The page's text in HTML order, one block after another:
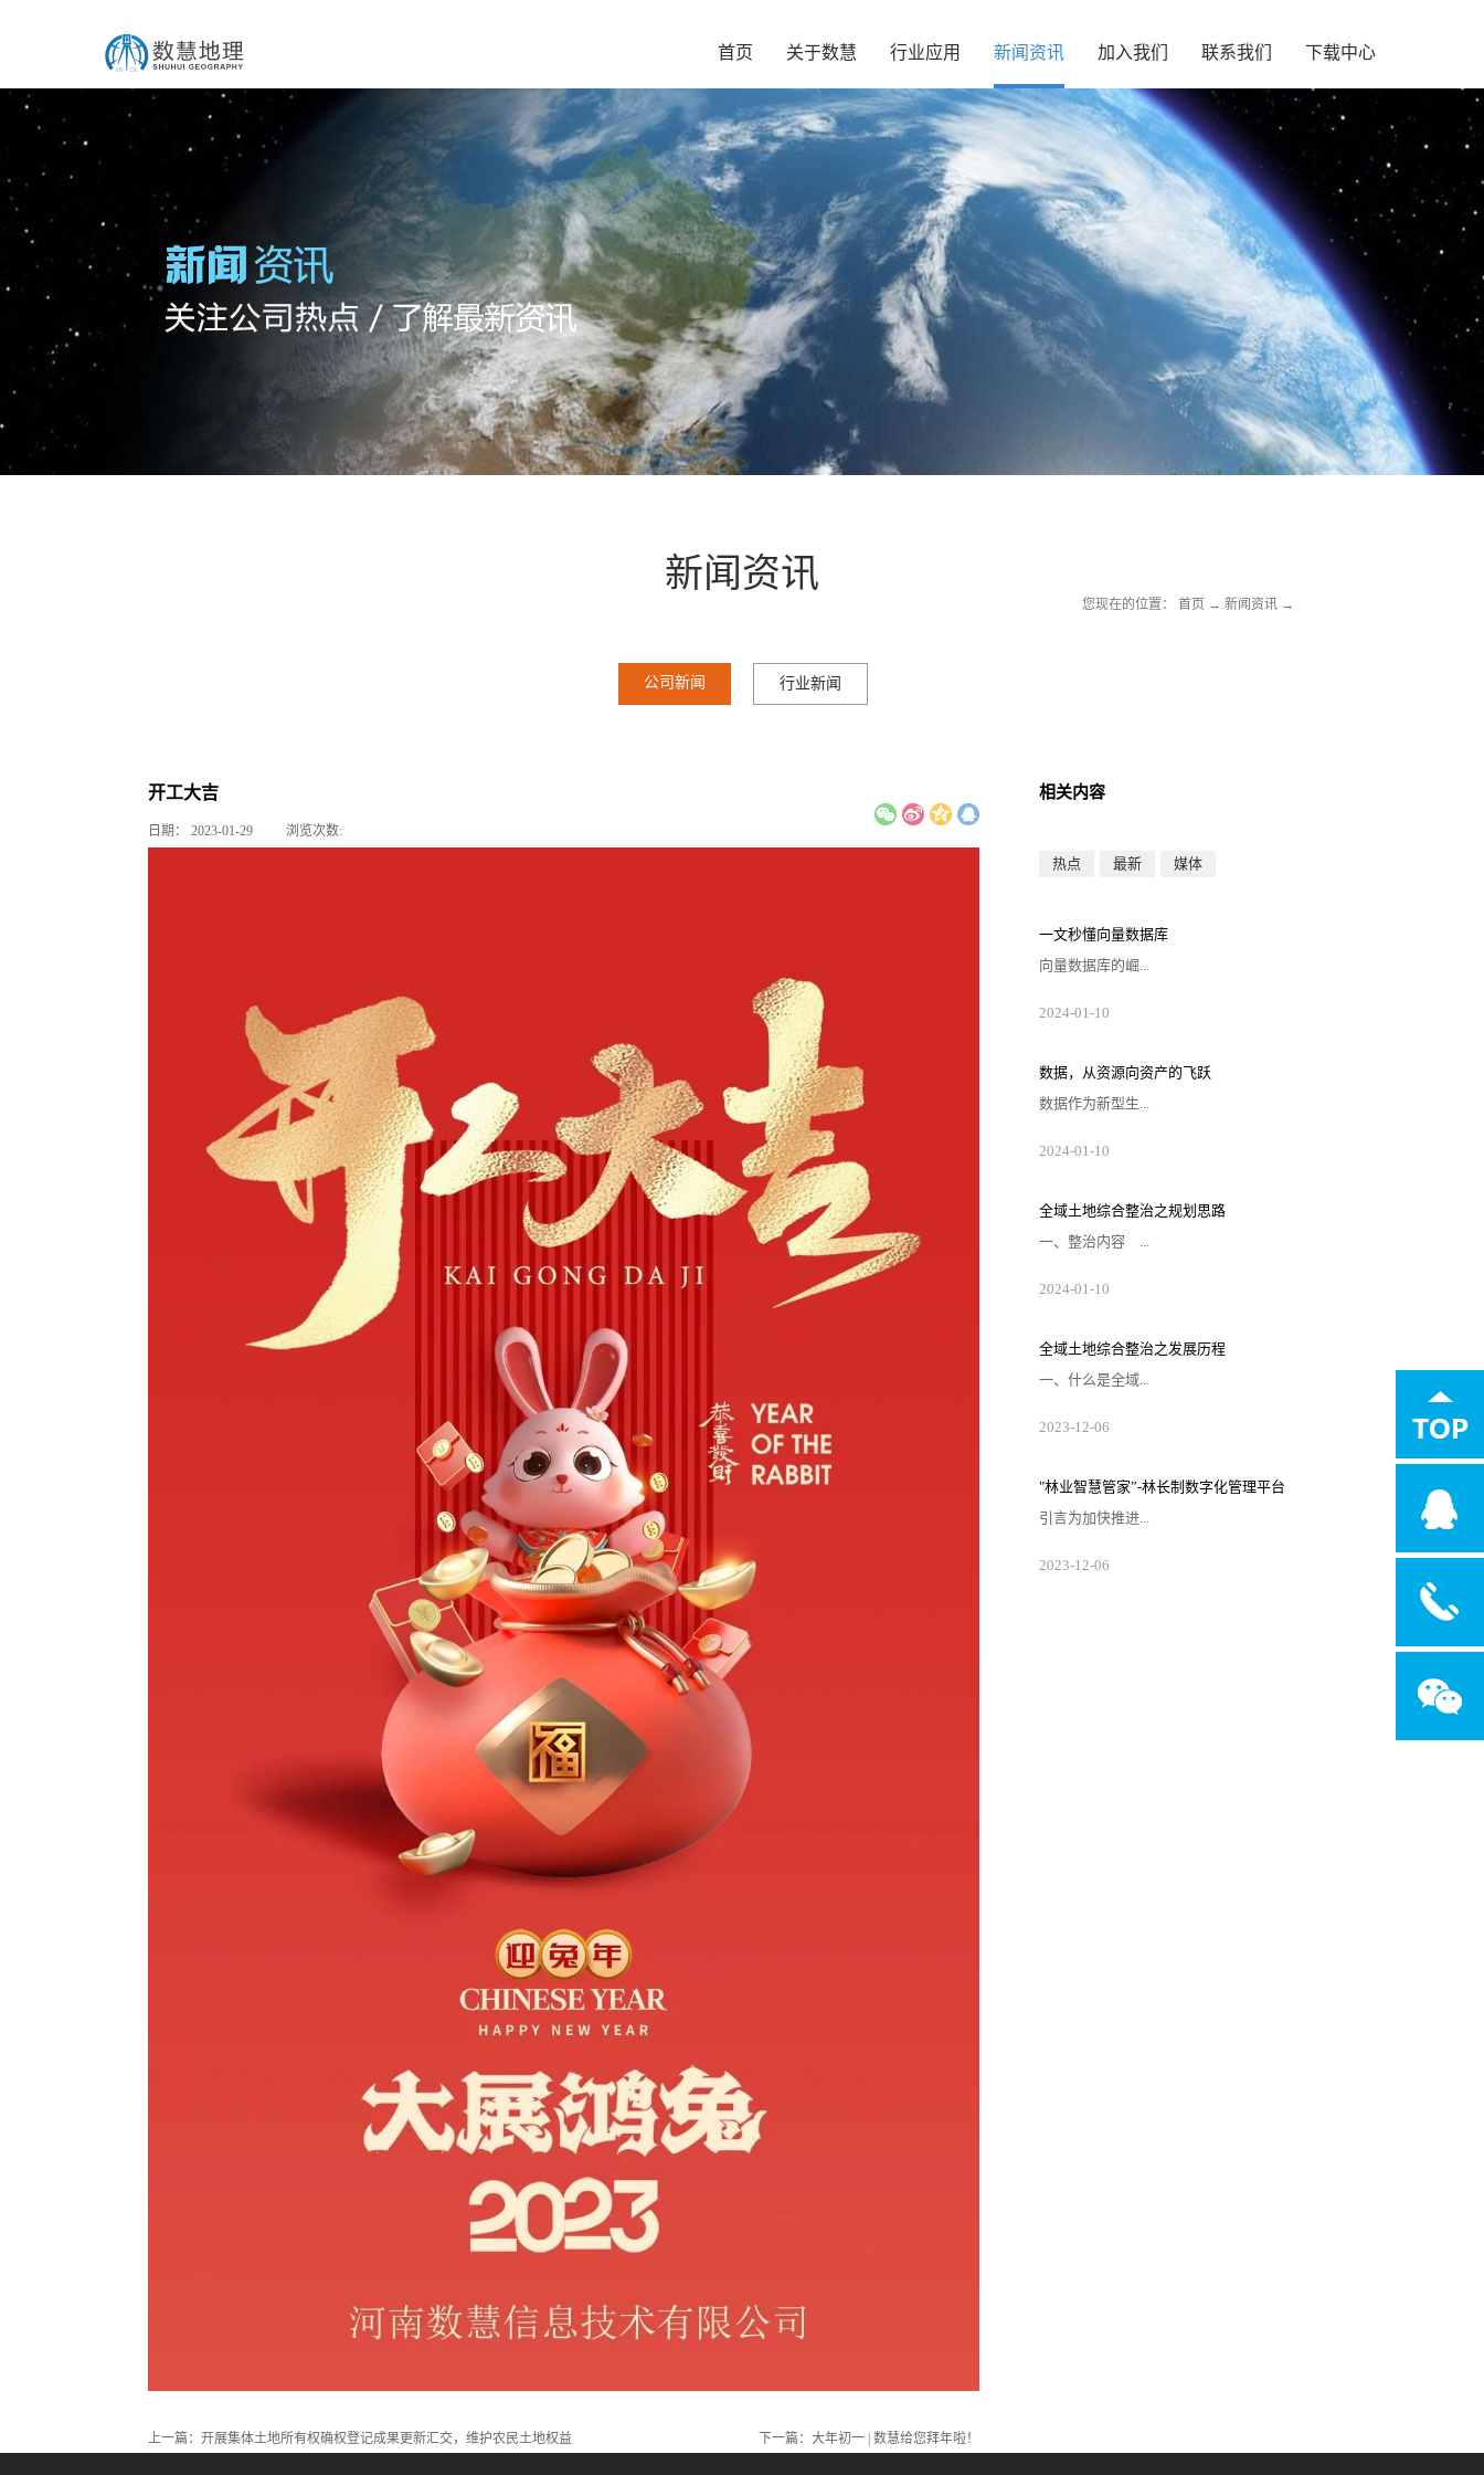
首页 关于数慧 行业应用 新闻资讯 加入我们 联系我们 下载中心
新闻资讯
您现在的位置： 首页 → 新闻资讯 →
公司新闻 行业新闻
开工大吉
日期： 2023-01-29 浏览次数:
上一篇：开展集体土地所有权确权登记成果更新汇交，维护农民土地权益 下一篇：大年初一 | 数慧给您拜年啦！
相关内容
热点 最新 媒体
一文秒懂向量数据库
向量数据库的崛...
起向量数据库最初是为了解决大规模数据的相
似性搜索和推荐问题而设计的，比较著名的有
显得力不从心，而向量数据库凭借其高效的数
据表达和检索能力迅速成为推荐系统的核心引
擎。在大语言模型兴起之前，向量数据库已经
被广泛应用于搜索和推荐场景。它通过将数据
2024-01-10
数据，从资源向资产的飞跃
数据作为新型生...
产要素，是数字化、网络化、智能化的基础，
已快速融入生产、分配、流通、消费和社会服
印发关于构建更加完善的要素市场化配置体制
机制的意见》就已将数据要素与土地、劳动
力、资本、技术四大要素并列，成为第五大生
产要素。土地要素是一切生产经营活动不可或
2024-01-10
全域土地综合整治之规划思路
一、整治内容 ...
全域土地综合整治涵盖农用地整理、建设用
地整理、乡村生态保护修复、乡村历史文化保
我们通常说的土地整理项目。包括高标准农田
建设、“旱改水”、宜林地和园地整治、污染土
壤修复等。 2、建设用地整理 包括闲置
农村宅基地、土坯房、历史遗留工矿废弃地、
2024-01-10
全域土地综合整治之发展历程
一、什么是全域...
土地综合整治全域土地综合整治是在一定区域
内，以“全地域、全要素、全周期、全链条”为
体推进农用地整治、建设用地整治、人居环境
改善、生态保护修复、特色资源保护与开发、
乡村产业发展，优化生产、生活、生态格局，
强化要素保障，支撑城乡高质量发展和区域协
2023-12-06
"林业智慧管家”-林长制数字化管理平台
引言为加快推进...
生态文明和美丽中国建设，国家全面推行了以
保护发展森林草原资源为目标，以压实地方党
2023-12-06